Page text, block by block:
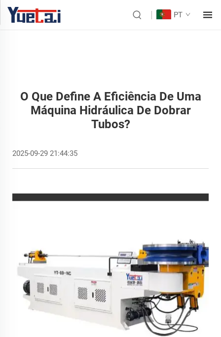
PT
O Que Define A Eficiência De Uma
Máquina Hidráulica De Dobrar
Tubos?
2025-09-29 21:44:35